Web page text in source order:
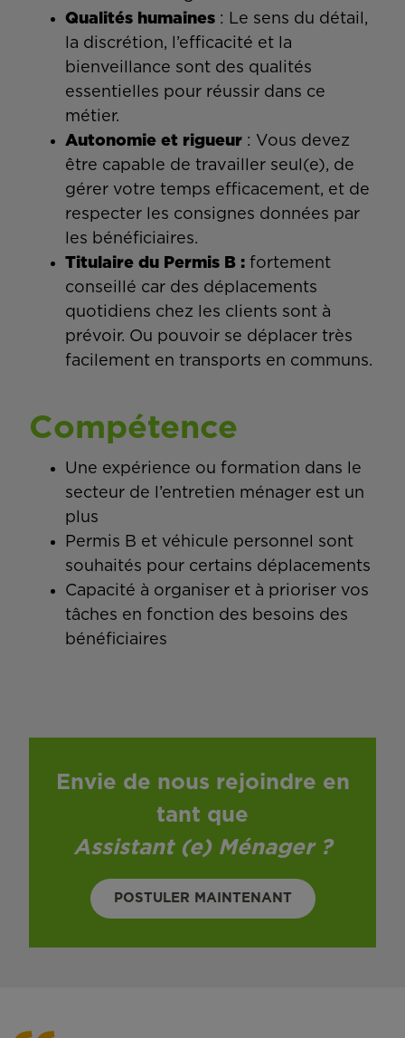
Qualités humaines : Le sens du détail,
la discrétion, l’efficacité et la
bienveillance sont des qualités
essentielles pour réussir dans ce
métier.
Autonomie et rigueur : Vous devez
être capable de travailler seul(e), de
gérer votre temps efficacement, et de
respecter les consignes données par
les bénéficiaires.
Titulaire du Permis B : fortement
conseillé car des déplacements
quotidiens chez les clients sont à
prévoir. Ou pouvoir se déplacer très
facilement en transports en communs.
Compétence
Une expérience ou formation dans le
secteur de l’entretien ménager est un
plus
Permis B et véhicule personnel sont
souhaités pour certains déplacements
Capacité à organiser et à prioriser vos
tâches en fonction des besoins des
bénéficiaires
Envie de nous rejoindre en
tant que
Assistant (e) Ménager ?
POSTULER MAINTENANT